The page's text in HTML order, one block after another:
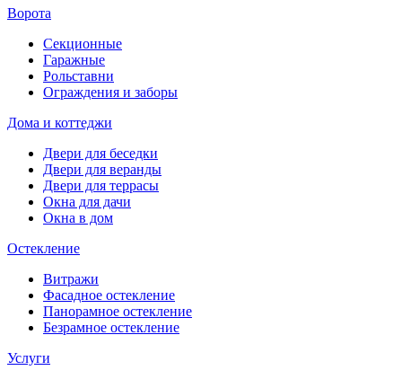
Ворота
Секционные
Гаражные
Рольставни
Ограждения и заборы
Дома и коттеджи
Двери для беседки
Двери для веранды
Двери для террасы
Окна для дачи
Окна в дом
Остекление
Витражи
Фасадное остекление
Панорамное остекление
Безрамное остекление
Услуги